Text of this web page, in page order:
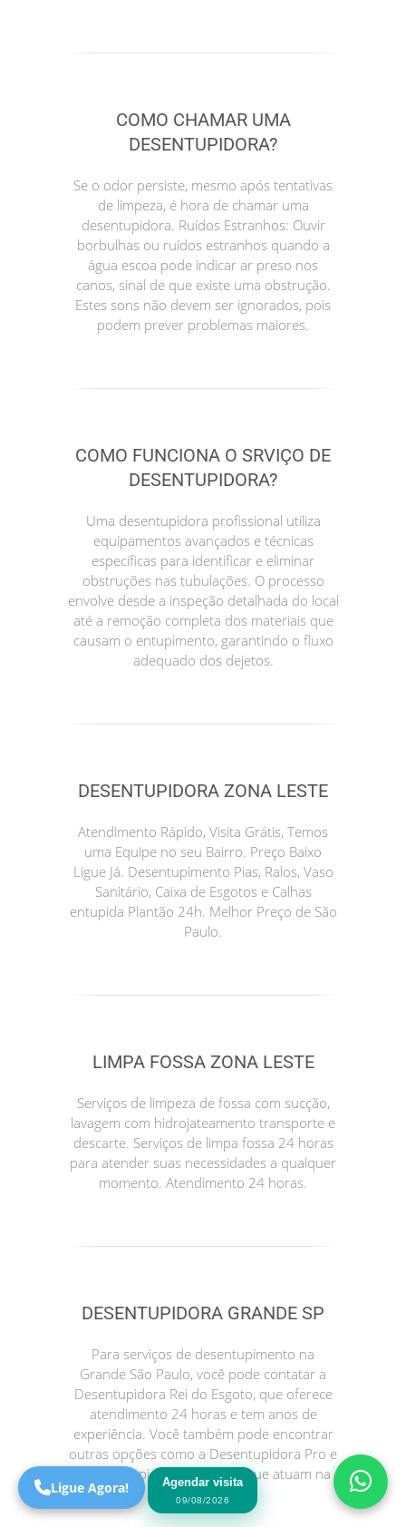
COMO CHAMAR UMA
DESENTUPIDORA?
Se o odor persiste, mesmo após tentativas
de limpeza, é hora de chamar uma
desentupidora. Ruídos Estranhos: Ouvir
borbulhas ou ruídos estranhos quando a
água escoa pode indicar ar preso nos
canos, sinal de que existe uma obstrução.
Estes sons não devem ser ignorados, pois
podem prever problemas maiores.
COMO FUNCIONA O SRVIÇO DE
DESENTUPIDORA?
Uma desentupidora profissional utiliza
equipamentos avançados e técnicas
específicas para identificar e eliminar
obstruções nas tubulações. O processo
envolve desde a inspeção detalhada do local
até a remoção completa dos materiais que
causam o entupimento, garantindo o fluxo
adequado dos dejetos.
DESENTUPIDORA ZONA LESTE
Atendimento Rápido, Visita Grátis, Temos
uma Equipe no seu Bairro. Preço Baixo
Ligue Já. Desentupimento Pias, Ralos, Vaso
Sanitário, Caixa de Esgotos e Calhas
entupida Plantão 24h. Melhor Preço de São
Paulo.
LIMPA FOSSA ZONA LESTE
Serviços de limpeza de fossa com sucção,
lavagem com hidrojateamento transporte e
descarte. Serviços de limpa fossa 24 horas
para atender suas necessidades a qualquer
momento. Atendimento 24 horas.
DESENTUPIDORA GRANDE SP
Para serviços de desentupimento na
Grande São Paulo, você pode contatar a
Desentupidora Rei do Esgoto, que oferece
atendimento 24 horas e tem anos de
experiência. Você também pode encontrar
outras opções como a Desentupidora Pro e
a Desentupidora no Bairro, que atuam na
sua região.
Agendar visita
09/08/2026
Online
São Paulo! Precisa de
ajuda?
Online
Ligue Agora!